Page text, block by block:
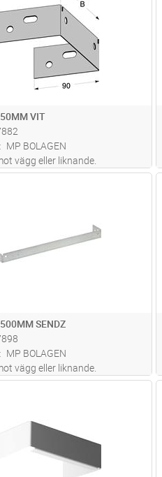
VIT
MP BOLAGEN
vägg eller liknande.
SENDZ
MP BOLAGEN
vägg eller liknande.